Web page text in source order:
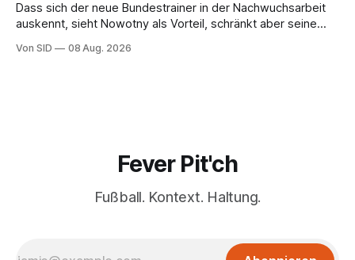
Dass sich der neue Bundestrainer in der Nachwuchsarbeit
auskennt, sieht Nowotny als Vorteil, schränkt aber seine
Von SID 08 Aug. 2026
Fever Pit'ch
Fußball. Kontext. Haltung.